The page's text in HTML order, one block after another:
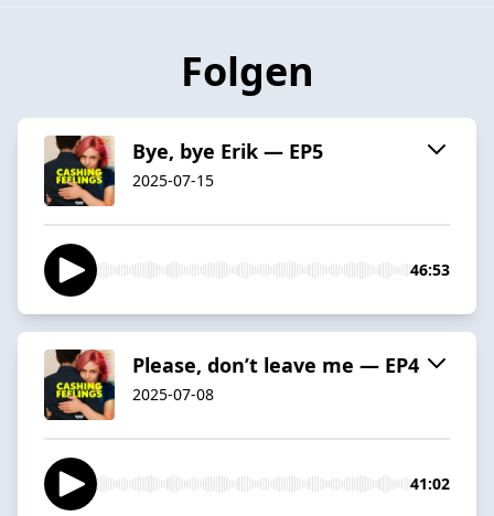
Folgen
Bye, bye Erik — EP5
2025-07-15
46:53
Please, don’t leave me — EP4
2025-07-08
41:02